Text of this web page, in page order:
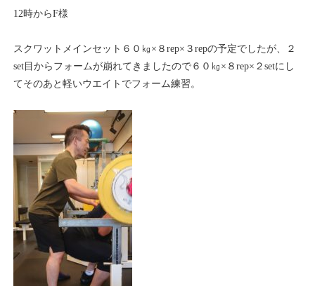
12時からF様
スクワットメインセット６０㎏×８rep×３repの予定でしたが、２
set目からフォームが崩れてきましたので６０㎏×８rep×２setにし
てそのあと軽いウエイトでフォーム練習。